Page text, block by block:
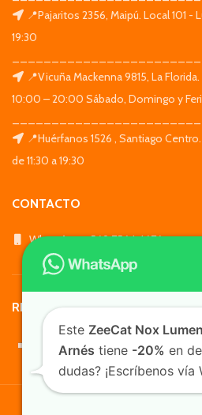
📍Pajaritos 2356, Maipú. Local 101 -
19:30
📍Vicuña Mackenna 9815, La
10:00 – 20:00 Sábado, Domingo y
📍Huérfanos 1526 , Santiago
de 11:30 a 19:30
CONTACTO
WhatsApp: +569 7564 4676
REDES SOCIALES
Este ZeeCat Nox
Arnés tiene -20% en
dudas? ¡Escríbenos vía